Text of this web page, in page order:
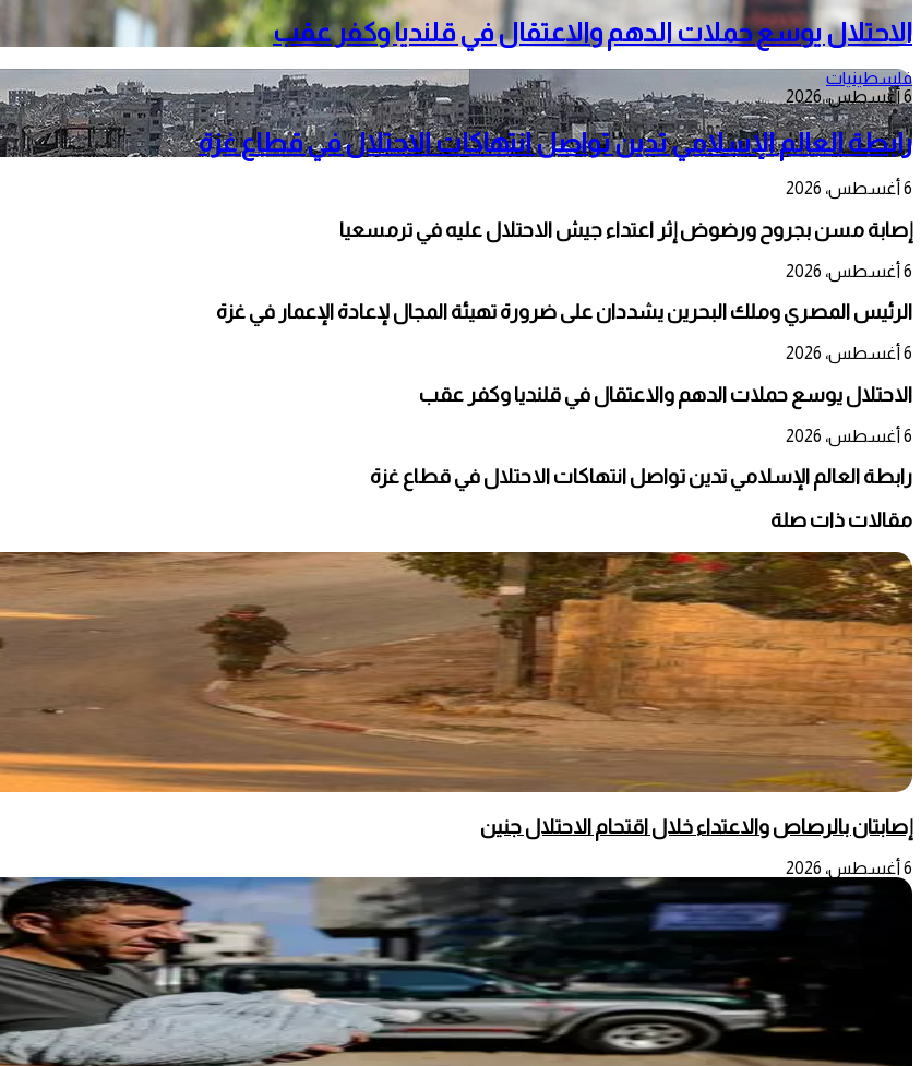
الاحتلال يوسع حملات الدهم والاعتقال في قلنديا وكفر عقب
فلسطينيات
6 أغسطس، 2026
رابطة العالم الإسلامي تدين تواصل انتهاكات الاحتلال في قطاع غزة
6 أغسطس، 2026
إصابة مسن بجروح ورضوض إثر اعتداء جيش الاحتلال عليه في ترمسعيا
6 أغسطس، 2026
الرئيس المصري وملك البحرين يشددان على ضرورة تهيئة المجال لإعادة الإعمار في غزة
6 أغسطس، 2026
الاحتلال يوسع حملات الدهم والاعتقال في قلنديا وكفر عقب
6 أغسطس، 2026
رابطة العالم الإسلامي تدين تواصل انتهاكات الاحتلال في قطاع غزة
مقالات ذات صلة
إصابتان بالرصاص والاعتداء خلال اقتحام الاحتلال جنين
6 أغسطس، 2026